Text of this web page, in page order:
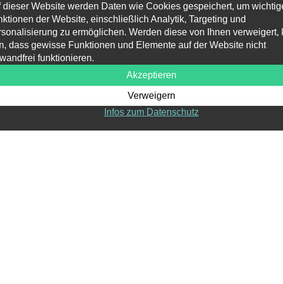
dieser Website werden Daten wie Cookies gespeichert, um
der Website, einschließlich Analytik, Targeting und
zu ermöglichen. Werden diese von Ihnen verweigert,
dass gewisse Funktionen und Elemente auf der Website nicht
funktionieren.
Akzeptieren
Verweigern
Infos zum Datenschutz